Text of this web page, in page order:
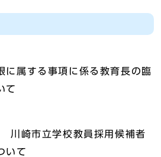
属する事項に係る教育長の臨
て
崎市立学校教員採用候補者
いて